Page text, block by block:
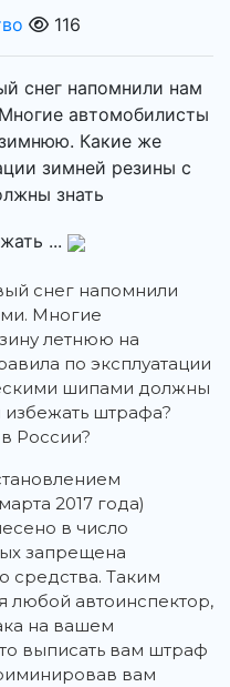
116
снег напомнили нам
автомобилисты
Какие же
зимней резины с
знать
...
снег напомнили
Многие
летнюю на
по эксплуатации
шипами должны
избежать штрафа?
России?
2017 года)
в число
запрещена
средства. Таким
любой автоинспектор,
на вашем
выписать вам штраф
вам